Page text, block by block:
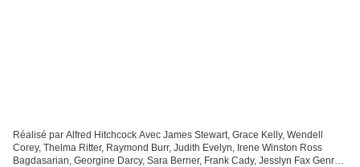
Réalisé par Alfred Hitchcock Avec James Stewart, Grace Kelly, Wendell
Corey, Thelma Ritter, Raymond Burr, Judith Evelyn, Irene Winston Ross
Bagdasarian, Georgine Darcy, Sara Berner, Frank Cady, Jesslyn Fax Genre